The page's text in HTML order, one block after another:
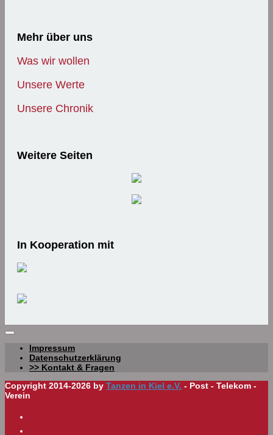
Mehr über uns
Was wir wollen
Unsere Werte
Unsere Chronik
Weitere Seiten
In Kooperation mit
Impressum
Datenschutzerklärung
>> Kontakt & Fragen
Copyright 2014-2026 by Tanzen in Kiel e.V. - Post - Telekom -
Verein